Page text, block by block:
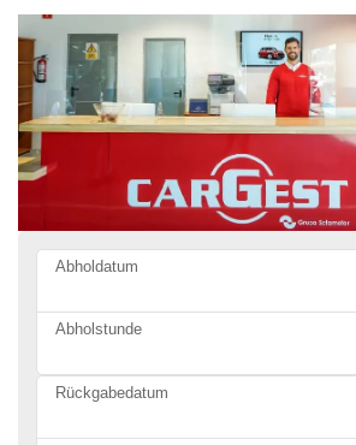
Abholdatum
Abholstunde
Rückgabedatum